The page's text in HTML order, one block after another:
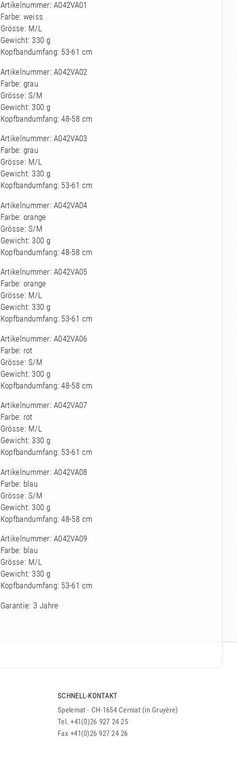
Artikelnummer: A042VA01
Farbe: weiss
Grösse: M/L
Gewicht: 330 g
Kopfbandumfang: 53-61 cm
Artikelnummer: A042VA02
Farbe: grau
Grösse: S/M
Gewicht: 300 g
Kopfbandumfang: 48-58 cm
Artikelnummer: A042VA03
Farbe: grau
Grösse: M/L
Gewicht: 330 g
Kopfbandumfang: 53-61 cm
Artikelnummer: A042VA04
Farbe: orange
Grösse: S/M
Gewicht: 300 g
Kopfbandumfang: 48-58 cm
Artikelnummer: A042VA05
Farbe: orange
Grösse: M/L
Gewicht: 330 g
Kopfbandumfang: 53-61 cm
Artikelnummer: A042VA06
Farbe: rot
Grösse: S/M
Gewicht: 300 g
Kopfbandumfang: 48-58 cm
Artikelnummer: A042VA07
Farbe: rot
Grösse: M/L
Gewicht: 330 g
Kopfbandumfang: 53-61 cm
Artikelnummer: A042VA08
Farbe: blau
Grösse: S/M
Gewicht: 300 g
Kopfbandumfang: 48-58 cm
Artikelnummer: A042VA09
Farbe: blau
Grösse: M/L
Gewicht: 330 g
Kopfbandumfang: 53-61 cm
Garantie: 3 Jahre
SCHNELL-KONTAKT
Spelemat - CH-1654 Cerniat (in Gruyère)
Tel. +41(0)26 927 24 25
Fax +41(0)26 927 24 26